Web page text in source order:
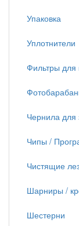
Упаковка
Уплотнители
Фильтры для
Чернила для
Чипы /
Чистящие
Шарниры /
Шестерни